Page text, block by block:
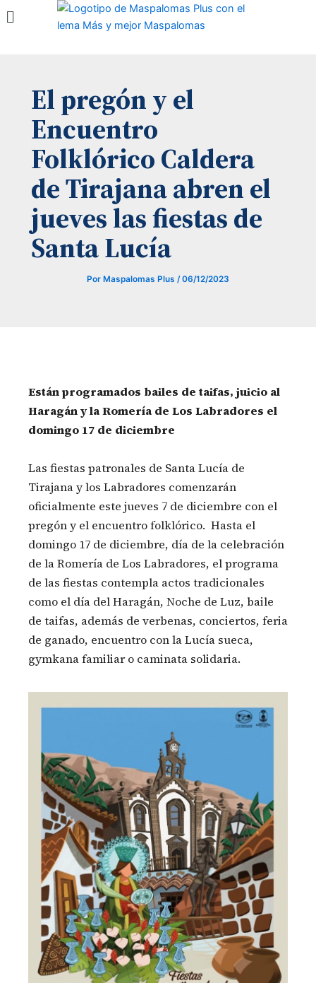
Menú
El pregón y el
Encuentro
Folklórico Caldera
de Tirajana abren el
jueves las fiestas de
Santa Lucía
Por Maspalomas Plus /06/12/2023
Están programados bailes de taifas, juicio al
Haragán y la Romería de Los Labradores el
domingo 17 de diciembre
Las fiestas patronales de Santa Lucía de
Tirajana y los Labradores comenzarán
oficialmente este jueves 7 de diciembre con el
pregón y el encuentro folklórico. Hasta el
domingo 17 de diciembre, día de la celebración
de la Romería de Los Labradores, el programa
de las fiestas contempla actos tradicionales
como el día del Haragán, Noche de Luz, baile
de taifas, además de verbenas, conciertos, feria
de ganado, encuentro con la Lucía sueca,
gymkana familiar o caminata solidaria.